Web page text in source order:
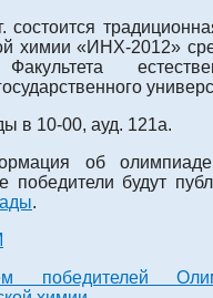
состоится
химии «ИНХ-2012»
в 10-00, ауд. 121а.
об
победители будут
.
победителей